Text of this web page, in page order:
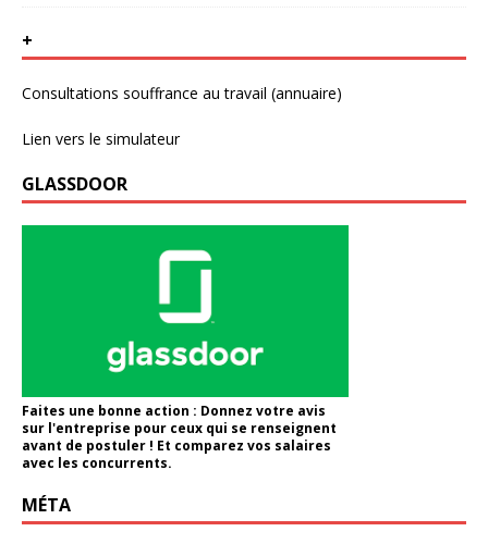
+
Consultations souffrance au travail (annuaire)
Lien vers le simulateur
GLASSDOOR
Faites une bonne action : Donnez votre avis
sur l'entreprise pour ceux qui se renseignent
avant de postuler ! Et comparez vos salaires
avec les concurrents.
MÉTA